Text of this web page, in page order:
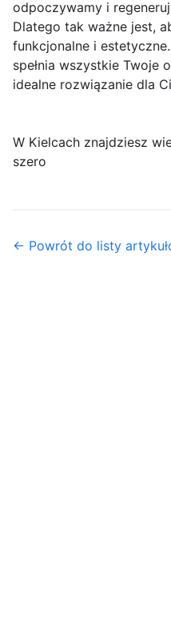
odpoczywamy i
Dlatego tak ważne jest,
funkcjonalne i
spełnia wszystkie Twoje
idealne rozwiązanie dla
W Kielcach znajdziesz
szero
← Powrót do listy